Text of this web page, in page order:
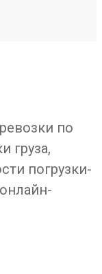
по
груза,
погрузки-